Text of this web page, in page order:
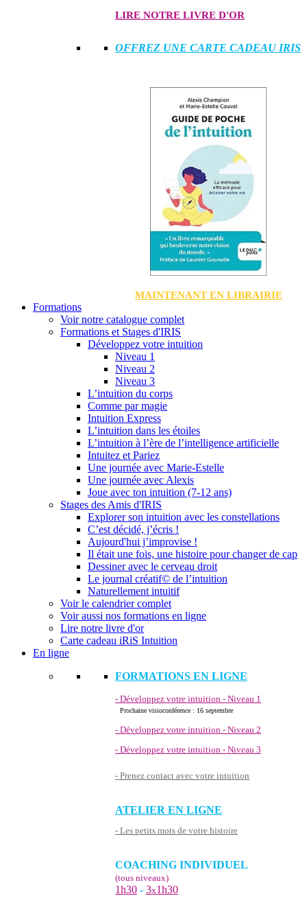
LIRE NOTRE LIVRE D'OR
OFFREZ UNE CARTE CADEAU IRIS
MAINTENANT EN LIBRAIRIE
Formations
Voir notre catalogue complet
Formations et Stages d'IRIS
Développez votre intuition
Niveau 1
Niveau 2
Niveau 3
L’intuition du corps
Comme par magie
Intuition Express
L’intuition dans les étoiles
L’intuition à l’ère de l’intelligence artificielle
Intuitez et Pariez
Une journée avec Marie-Estelle
Une journée avec Alexis
Joue avec ton intuition (7-12 ans)
Stages des Amis d'IRIS
Explorer son intuition avec les constellations
C’est décidé, j’écris !
Aujourd'hui j’improvise !
Il était une fois, une histoire pour changer de cap
Dessiner avec le cerveau droit
Le journal créatif© de l’intuition
Naturellement intuitif
Voir le calendrier complet
Voir aussi nos formations en ligne
Lire notre livre d'or
Carte cadeau iRiS Intuition
En ligne
FORMATIONS EN LIGNE
- Développez votre intuition - Niveau 1
Prochaine visioconférence : 16 septembre
- Développez votre intuition - Niveau 2
- Développez votre intuition - Niveau 3
- Prenez contact avec votre intuition
ATELIER EN LIGNE
- Les petits mots de votre histoire
COACHING INDIVIDUEL
(tous niveaux)
1h30 - 3x1h30